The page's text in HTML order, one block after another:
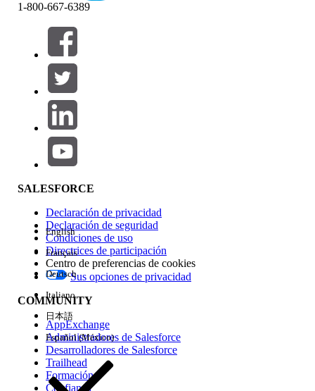
Filtros (0)
SELECCIONAR FILTROS
Área de productos
Repercusión de función
Edición
Experiencia
1-800-667-6389
SALESFORCE
Declaración de privacidad
Declaración de seguridad
Condiciones de uso
Directrices de participación
Centro de preferencias de cookies
Sus opciones de privacidad
COMMUNITY
AppExchange
Administradores de Salesforce
Desarrolladores de Salesforce
Trailhead
Formación
Confianza
English
Français
Deutsch
Italiano
日本語
Español (México)